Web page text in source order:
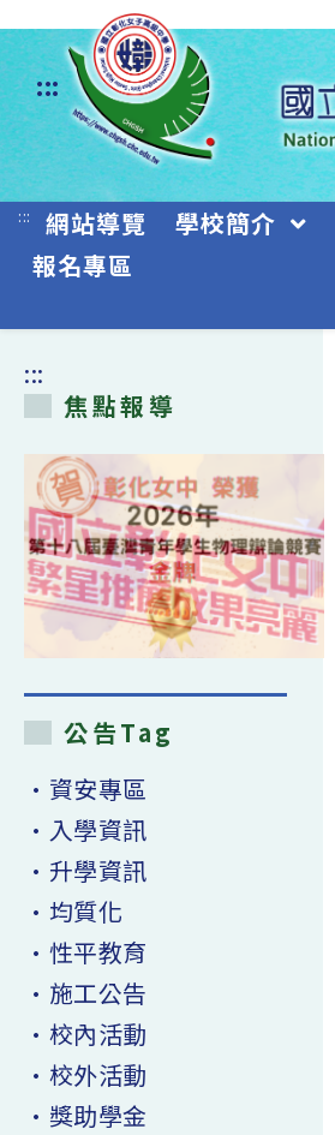
跳
轉
至
主
要
:::
::: 網站導覽 學校簡介
報名專區
:::
焦點報導
公告Tag
•資安專區
•入學資訊
•升學資訊
•均質化
•性平教育
•施工公告
•校內活動
•校外活動
•獎助學金